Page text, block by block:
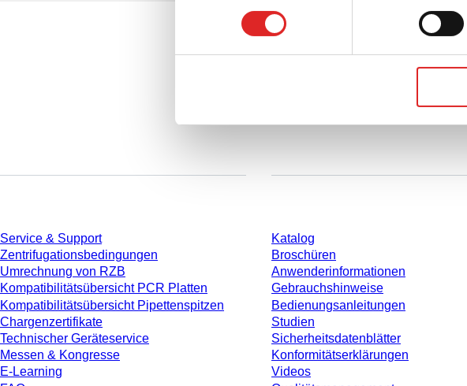
Service & Support
Zentrifugationsbedingungen
Umrechnung von RZB
Kompatibilitätsübersicht PCR Platten
Kompatibilitätsübersicht Pipettenspitzen
Chargenzertifikate
Technischer Geräteservice
Messen & Kongresse
E-Learning
Katalog
Broschüren
Anwenderinformationen
Gebrauchshinweise
Bedienungsanleitungen
Studien
Sicherheitsdatenblätter
Konformitätserklärungen
Videos